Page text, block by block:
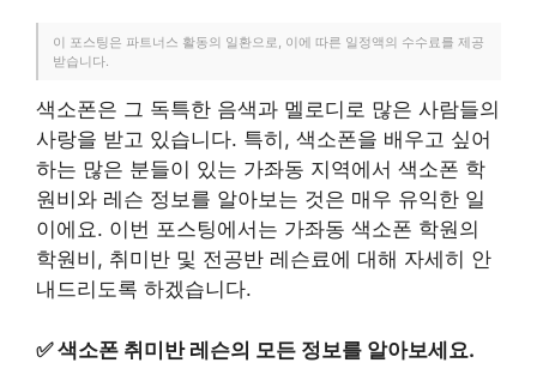
이 포스팅은 파트너스 활동의 일환으로, 이에 따른 일정액의 수수료를 제공
받습니다.
색소폰은 그 독특한 음색과 멜로디로 많은 사람들의
사랑을 받고 있습니다. 특히, 색소폰을 배우고 싶어
하는 많은 분들이 있는 가좌동 지역에서 색소폰 학
원비와 레슨 정보를 알아보는 것은 매우 유익한 일
이에요. 이번 포스팅에서는 가좌동 색소폰 학원의
학원비, 취미반 및 전공반 레슨료에 대해 자세히 안
내드리도록 하겠습니다.
✅색소폰 취미반 레슨의 모든 정보를 알아보세요.